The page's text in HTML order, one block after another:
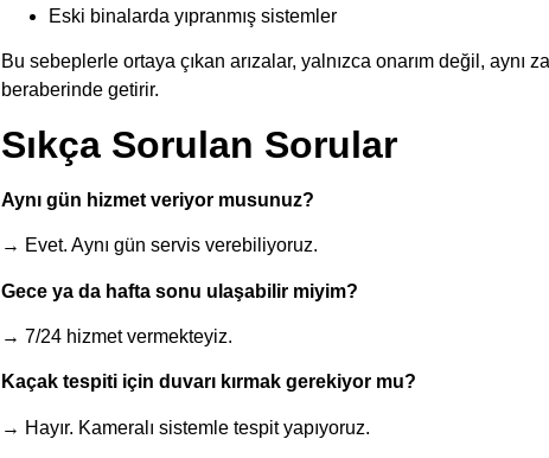
Eski binalarda yıpranmış sistemler
Bu sebeplerle ortaya çıkan arızalar, yalnızca onarım değil, aynı
beraberinde getirir.
Sıkça Sorulan Sorular
Aynı gün hizmet veriyor musunuz?
→ Evet. Aynı gün servis verebiliyoruz.
Gece ya da hafta sonu ulaşabilir miyim?
→ 7/24 hizmet vermekteyiz.
Kaçak tespiti için duvarı kırmak gerekiyor mu?
→ Hayır. Kameralı sistemle tespit yapıyoruz.